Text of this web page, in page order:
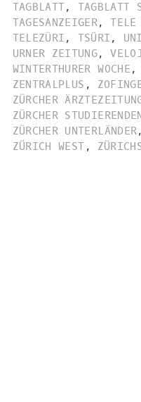
TAGBLATT, TAGBLATT
TAGESANZEIGER, TELE
TELEZÜRI , TSÜRI ,
URNER ZEITUNG,
WINTERTHURER WOCHE ,
ZENTRALPLUS ,
ZÜRCHER
ZÜRCHER
ZÜRCHER UNTERLÄNDER,
ZÜRICH WEST ,